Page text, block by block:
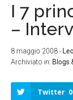
I 7
–
8 maggio 2008-
Archiviato in: Blogs
Twitter 0